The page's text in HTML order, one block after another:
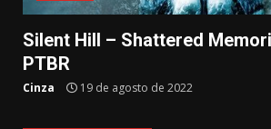
Silent Hill – Shattered
PTBR
Cinza 19 de agosto de 2022